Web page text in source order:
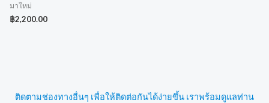
มาใหม่
฿2,200.00
ติดตามช่องทางอื่นๆ เพื่อให้ติดต่อกันได้ง่ายขึ้น เราพร้อมดูแลท่าน